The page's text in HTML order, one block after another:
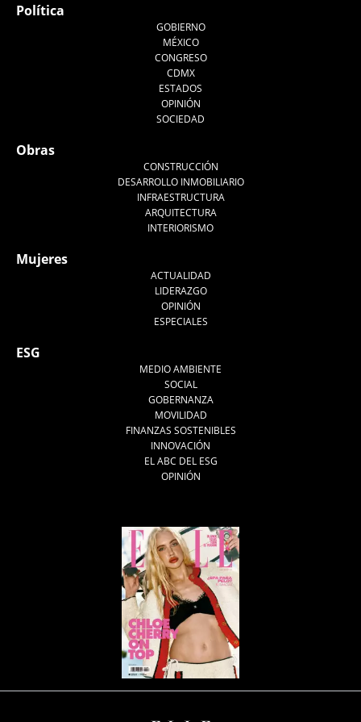
Política
GOBIERNO
MÉXICO
CONGRESO
CDMX
ESTADOS
OPINIÓN
SOCIEDAD
Obras
CONSTRUCCIÓN
DESARROLLO INMOBILIARIO
INFRAESTRUCTURA
ARQUITECTURA
INTERIORISMO
Mujeres
ACTUALIDAD
LIDERAZGO
OPINIÓN
ESPECIALES
ESG
MEDIO AMBIENTE
SOCIAL
GOBERNANZA
MOVILIDAD
FINANZAS SOSTENIBLES
INNOVACIÓN
EL ABC DEL ESG
OPINIÓN